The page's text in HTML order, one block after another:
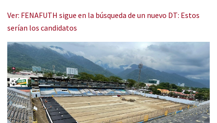
Ver: FENAFUTH sigue en la búsqueda de un nuevo DT: Estos
serían los candidatos